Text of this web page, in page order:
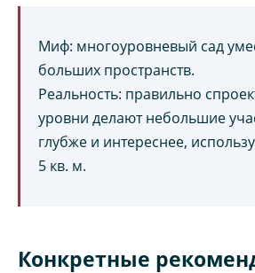
Миф: многоуровневый сад
больших пространств.
Реальность: правильно
уровни делают небольшие
глубже и интереснее,
5 кв. м.
Конкретные